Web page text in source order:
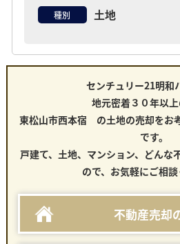
種別 土地
センチュリー21明和
地元密着３０年以上
東松山市西本宿 の土地の売却をお
です。
戸建て、土地、マンション、どんな
ので、お気軽にご相談
不動産売却